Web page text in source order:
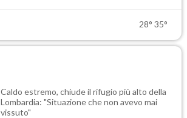
28° 35°
Caldo estremo, chiude il rifugio più alto della
Lombardia: "Situazione che non avevo mai
vissuto"